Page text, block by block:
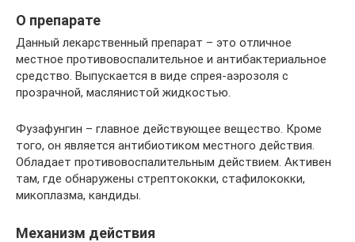
О препарате
Данный лекарственный препарат – это отличное
местное противовоспалительное и антибактериальное
средство. Выпускается в виде спрея-аэрозоля с
прозрачной, маслянистой жидкостью.
Фузафунгин – главное действующее вещество. Кроме
того, он является антибиотиком местного действия.
Обладает противовоспалительным действием. Активен
там, где обнаружены стрептококки, стафилококки,
микоплазма, кандиды.
Механизм действия